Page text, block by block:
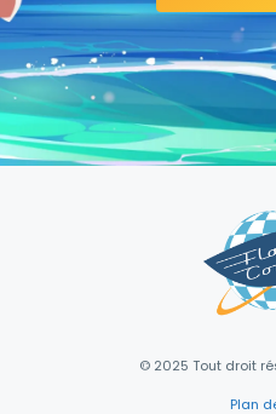
© 2025 Tout droit
Plan